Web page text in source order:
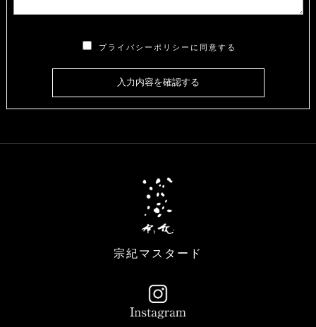
プライバシーポリシーに同意する
宗紀マスタード